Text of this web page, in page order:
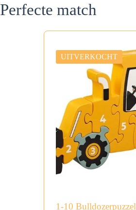
Perfecte match
UITVERKOCHT
1-10 Bulldozerpuzzel